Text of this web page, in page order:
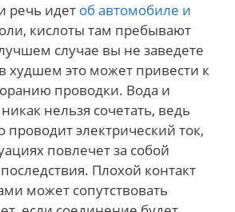
речь идет об автомобиле и
кислоты там пребывают
случае вы не заведете
худшем это может привести к
проводки. Вода и
нельзя сочетать, ведь
проводит электрический ток,
повлечет за собой
Плохой контакт
может сопутствовать